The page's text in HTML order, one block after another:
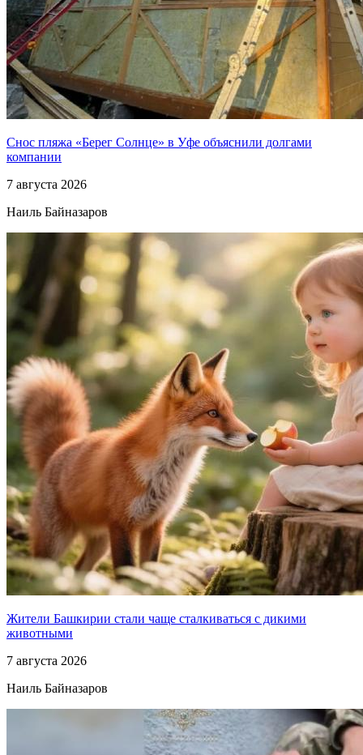
Снос пляжа «Берег Солнце» в Уфе объяснили долгами
компании
7 августа 2026
Наиль Байназаров
Жители Башкирии стали чаще сталкиваться с дикими
животными
7 августа 2026
Наиль Байназаров